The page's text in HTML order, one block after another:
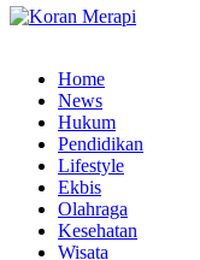
Home
News
Hukum
Pendidikan
Lifestyle
Ekbis
Olahraga
Kesehatan
Wisata